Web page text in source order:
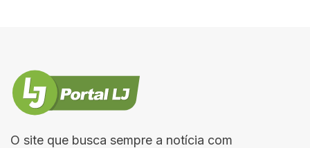
O site que busca sempre a notícia com